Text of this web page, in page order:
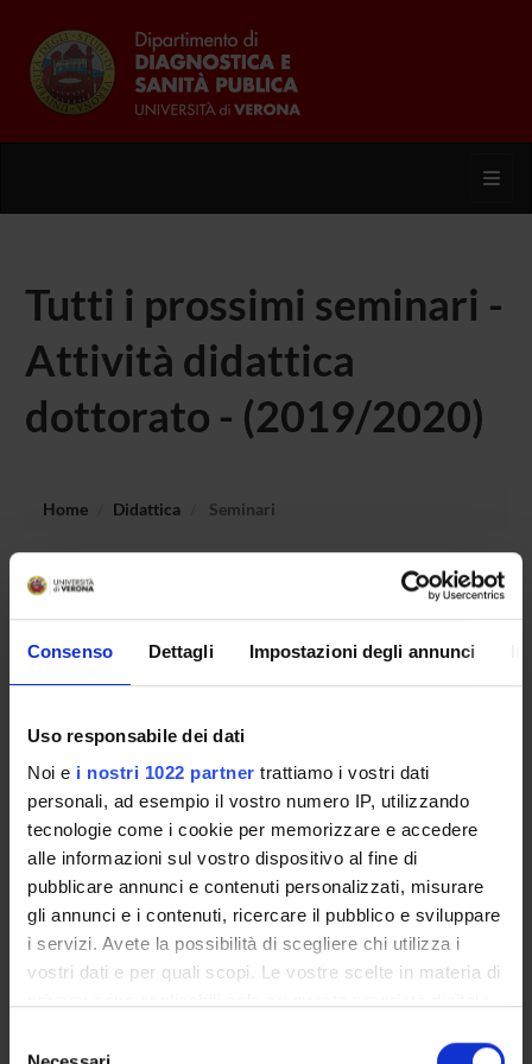
Consenso Dettagli Impostazioni degli annunci
Uso responsabile dei dati
Noi e i nostri 1022 partner trattiamo i vostri dati
personali, ad esempio il vostro numero IP, utilizzando
tecnologie come i cookie per memorizzare e accedere
alle informazioni sul vostro dispositivo al fine di
pubblicare annunci e contenuti personalizzati, misurare
gli annunci e i contenuti, ricercare il pubblico e sviluppare
i servizi. Avete la possibilità di scegliere chi utilizza i
vostri dati e per quali scopi. Le vostre scelte in materia di
modificare o revocare il proprio consenso in qualsiasi
Tutti i prossimi seminari -
Attività didattica
dottorato - (2019/2020)
Home Didattica Seminari
Non è stato trovato alcun seminario relativo
CORSI DI STUDIO
DOTTORATI, MASTER E FORMAZIONE SUPERIORE
Contatti
Persone
Luoghi
Calendario